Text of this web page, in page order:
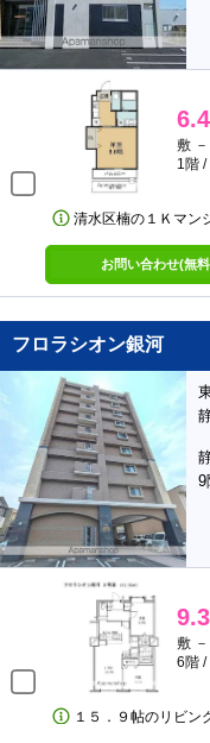
6.4
敷
1階 /
清水区楠の１Ｋマン
お問い合わせ(無
フロラシオン銀河
9
9.3
敷 －
6階 /
１５．９帖のリビン